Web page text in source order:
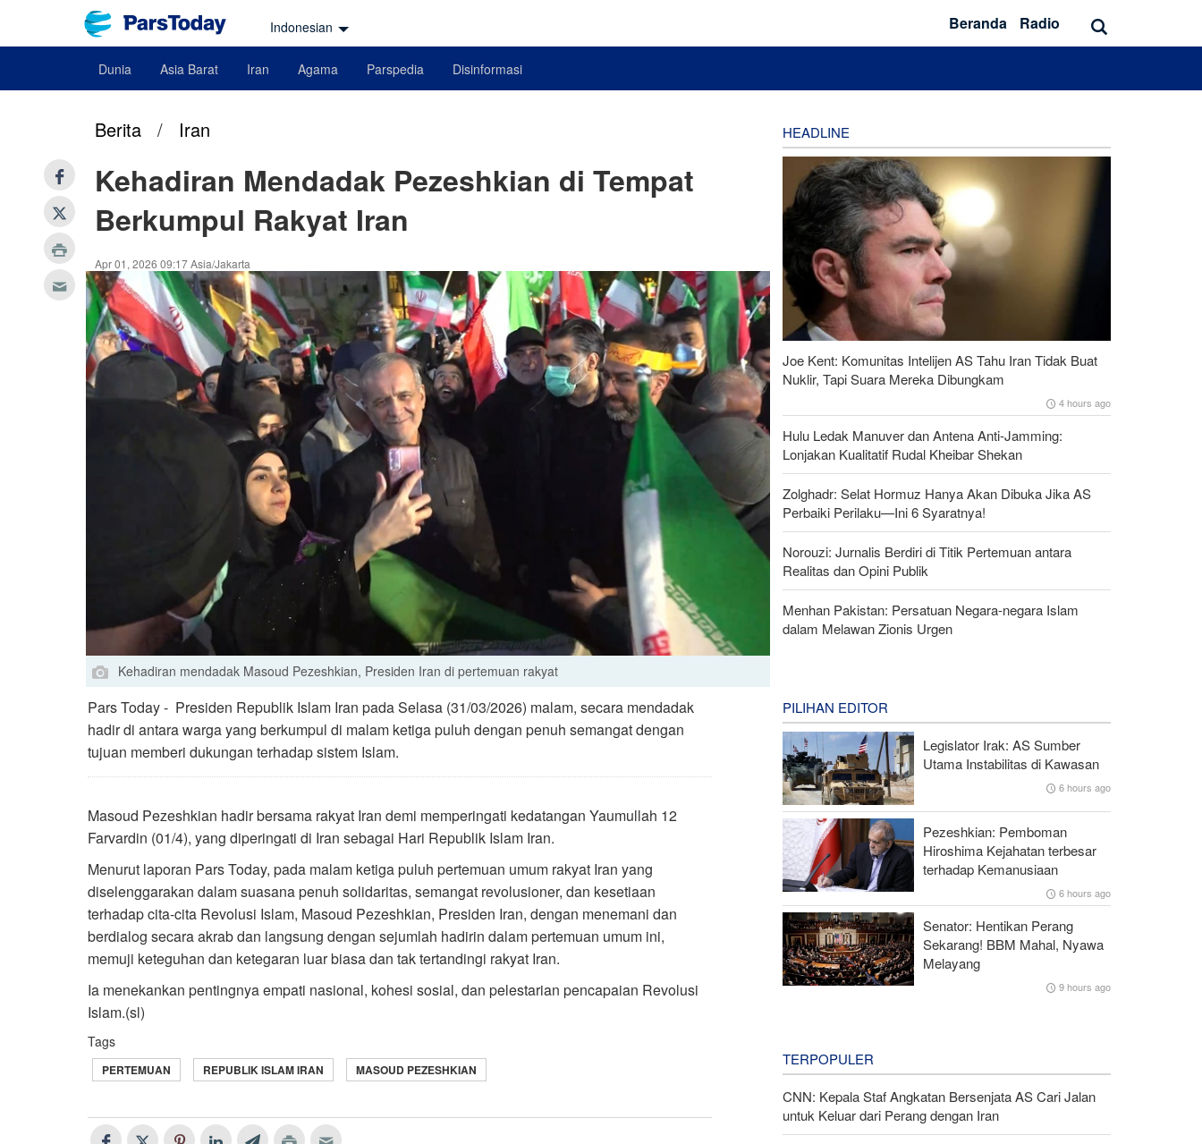
Indonesian Beranda Radio
Dunia Asia Barat Iran Agama Parspedia Disinformasi
Berita / Iran
Kehadiran Mendadak Pezeshkian di Tempat
Berkumpul Rakyat Iran
Apr 01, 2026 09:17 Asia/Jakarta
Kehadiran mendadak Masoud Pezeshkian, Presiden Iran di pertemuan rakyat
Pars Today - Presiden Republik Islam Iran pada Selasa (31/03/2026) malam, secara mendadak
hadir di antara warga yang berkumpul di malam ketiga puluh dengan penuh semangat dengan
tujuan memberi dukungan terhadap sistem Islam.
Masoud Pezeshkian hadir bersama rakyat Iran demi memperingati kedatangan Yaumullah 12
Farvardin (01/4), yang diperingati di Iran sebagai Hari Republik Islam Iran.
Menurut laporan Pars Today, pada malam ketiga puluh pertemuan umum rakyat Iran yang
diselenggarakan dalam suasana penuh solidaritas, semangat revolusioner, dan kesetiaan
terhadap cita-cita Revolusi Islam, Masoud Pezeshkian, Presiden Iran, dengan menemani dan
berdialog secara akrab dan langsung dengan sejumlah hadirin dalam pertemuan umum ini,
memuji keteguhan dan ketegaran luar biasa dan tak tertandingi rakyat Iran.
Ia menekankan pentingnya empati nasional, kohesi sosial, dan pelestarian pencapaian Revolusi
Islam.(sl)
Tags
PERTEMUAN REPUBLIK ISLAM IRAN MASOUD PEZESHKIAN
HEADLINE
Joe Kent: Komunitas Intelijen AS Tahu Iran Tidak Buat
Nuklir, Tapi Suara Mereka Dibungkam
4 hours ago
Hulu Ledak Manuver dan Antena Anti-Jamming:
Lonjakan Kualitatif Rudal Kheibar Shekan
Zolghadr: Selat Hormuz Hanya Akan Dibuka Jika AS
Perbaiki Perilaku—Ini 6 Syaratnya!
Norouzi: Jurnalis Berdiri di Titik Pertemuan antara
Realitas dan Opini Publik
Menhan Pakistan: Persatuan Negara-negara Islam
dalam Melawan Zionis Urgen
PILIHAN EDITOR
Legislator Irak: AS Sumber
Utama Instabilitas di Kawasan
6 hours ago
Pezeshkian: Pemboman
Hiroshima Kejahatan terbesar
terhadap Kemanusiaan
6 hours ago
Senator: Hentikan Perang
Sekarang! BBM Mahal, Nyawa
Melayang
9 hours ago
TERPOPULER
CNN: Kepala Staf Angkatan Bersenjata AS Cari Jalan
untuk Keluar dari Perang dengan Iran